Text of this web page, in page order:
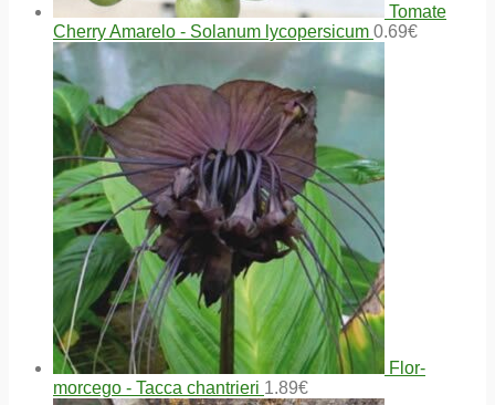
Tomate
Cherry Amarelo - Solanum lycopersicum 0.69€
Flor-
morcego - Tacca chantrieri 1.89€